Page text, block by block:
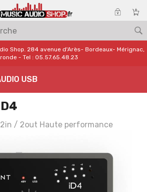
Shop. 284 avenue d'Arès- Bordeaux- Mérignac,
- Tel : 05.57.65.48.23
USB
/ 2out Haute performance